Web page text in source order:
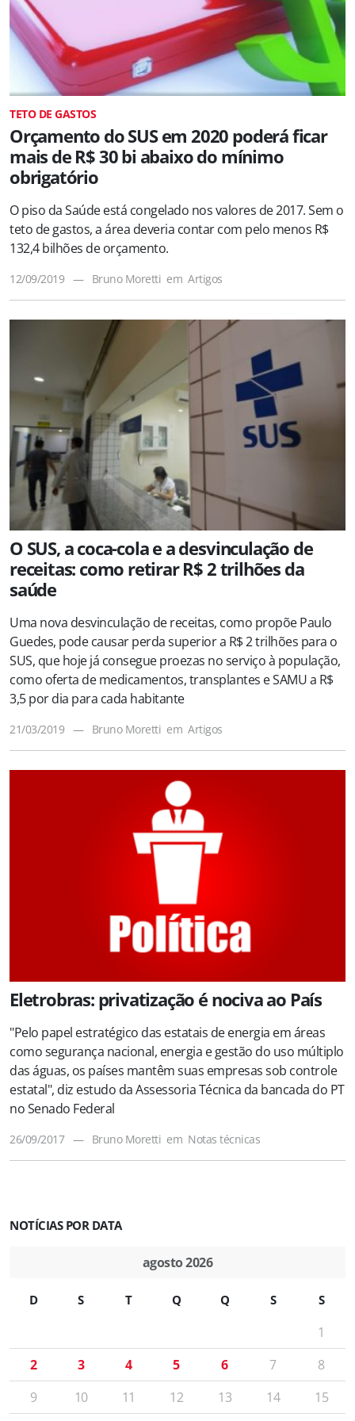
TETO DE GASTOS
Orçamento do SUS em 2020 poderá ficar
mais de R$ 30 bi abaixo do mínimo
obrigatório
O piso da Saúde está congelado nos valores de 2017. Sem o
teto de gastos, a área deveria contar com pelo menos R$
132,4 bilhões de orçamento.
12/09/2019 — Bruno Moretti em Artigos
O SUS, a coca-cola e a desvinculação de
receitas: como retirar R$ 2 trilhões da
saúde
Uma nova desvinculação de receitas, como propõe Paulo
Guedes, pode causar perda superior a R$ 2 trilhões para o
SUS, que hoje já consegue proezas no serviço à população,
como oferta de medicamentos, transplantes e SAMU a R$
3,5 por dia para cada habitante
21/03/2019 — Bruno Moretti em Artigos
Eletrobras: privatização é nociva ao País
"Pelo papel estratégico das estatais de energia em áreas
como segurança nacional, energia e gestão do uso múltiplo
das águas, os países mantêm suas empresas sob controle
estatal", diz estudo da Assessoria Técnica da bancada do PT
no Senado Federal
26/09/2017 — Bruno Moretti em Notas técnicas
NOTÍCIAS POR DATA
agosto 2026
D S T Q Q S S
1
2
3 4 5 6 7
8
9
10 11 12 13 14
15